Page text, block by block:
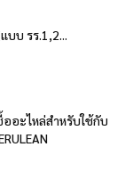
บบ รร.1,2...
อะไหล่สำหรับใช้กับ